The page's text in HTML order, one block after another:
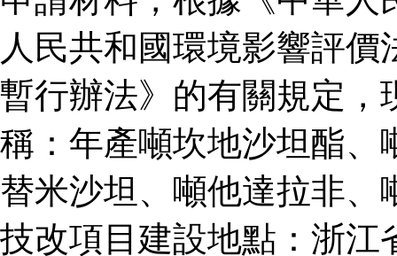
人民共和國環境影響評
暫行辦法》的有關規定，
稱：年產噸坎地沙坦酯、
替米沙坦、噸他達拉非
技改項目建設地點：浙江